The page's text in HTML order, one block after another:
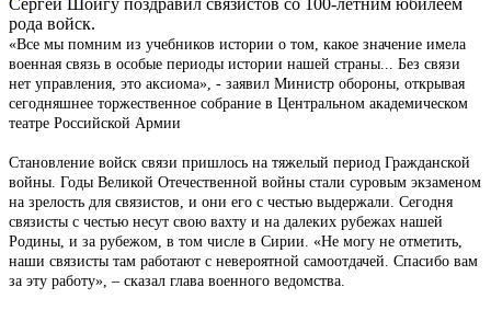
рода войск.
«Все мы помним из учебников истории о том, какое значение имела
военная связь в особые периоды истории нашей страны... Без связи
нет управления, это аксиома», - заявил Министр обороны, открывая
сегодняшнее торжественное собрание в Центральном академическом
театре Российской Армии
Становление войск связи пришлось на тяжелый период Гражданской
войны. Годы Великой Отечественной войны стали суровым экзаменом
на зрелость для связистов, и они его с честью выдержали. Сегодня
связисты с честью несут свою вахту и на далеких рубежах нашей
Родины, и за рубежом, в том числе в Сирии. «Не могу не отметить,
наши связисты там работают с невероятной самоотдачей. Спасибо вам
за эту работу», – сказал глава военного ведомства.